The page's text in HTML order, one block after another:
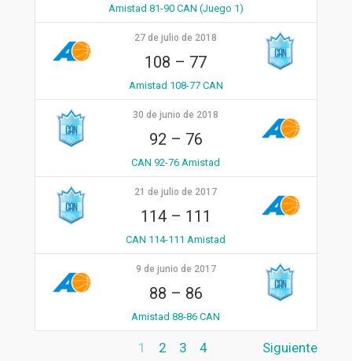
Amistad 81-90 CAN (Juego 1)
27 de julio de 2018
108 – 77
Amistad 108-77 CAN
30 de junio de 2018
92 – 76
CAN 92-76 Amistad
21 de julio de 2017
114– 111
CAN 114-111 Amistad
9 de junio de 2017
88 – 86
Amistad 88-86 CAN
1 2 3 4 Siguiente